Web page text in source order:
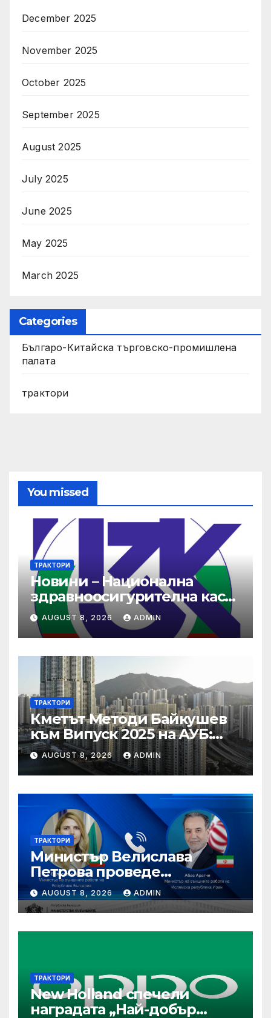
December 2025
November 2025
October 2025
September 2025
August 2025
July 2025
June 2025
May 2025
March 2025
Categories
Българо-Китайска търговско-промишлена
палата
трактори
You missed
ТРАКТОРИ
Новини – Национална
здравноосигурителна каса
(НЗОК)
AUGUST 8, 2026 ADMIN
ТРАКТОРИ
Кметът Методи Байкушев
към Випуск 2025 на АУБ:
“Помнете Благоевград и се
връщайте тук!”
AUGUST 8, 2026 ADMIN
ТРАКТОРИ
Министър Велислава
Петрова проведе
телефонен разговор с
министъра на външните
работи на Ислямска
република Иран Абас
AUGUST 8, 2026 ADMIN
ТРАКТОРИ
New Holland спечели
наградата „Най-добър